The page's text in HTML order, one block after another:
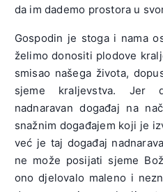
da im dademo prostora u
Gospodin je stoga i nama
želimo donositi plodove
smisao našega života,
sjeme kraljevstva. Jer
nadnaravan događaj na
snažnim događajem koji je
već je taj događaj
ne može posijati sjeme
ono djelovalo maleno i